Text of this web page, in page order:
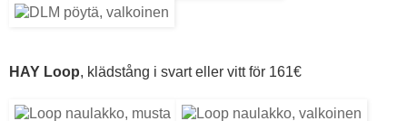
HAY Loop, klädstång i svart eller vitt för 161€